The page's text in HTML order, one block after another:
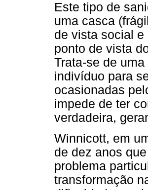
Este tipo de
uma casca
de vista social e
ponto de vista
Trata-se de
indivíduo para
ocasionadas
impede de ter
verdadeira,
Winnicott, em
de dez anos
problema
transformação